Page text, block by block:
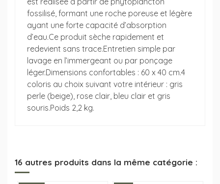
fossilisé, formant une roche poreuse et légère
ayant une forte capacité d’absorption
d’eau.Ce produit sèche rapidement et
redevient sans trace.Entretien simple par
lavage en l’immergeant ou par ponçage
léger.Dimensions confortables : 60 x 40 cm.4
coloris au choix suivant votre intérieur : gris
perle (beige), rose clair, bleu clair et gris
souris.Poids 2,2 kg.
16 autres produits dans la même catégorie :